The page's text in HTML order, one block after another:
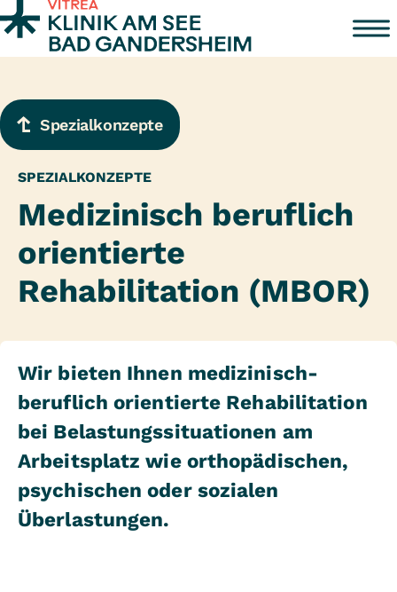
Zum Inhalt springen
Spezialkonzepte
SPEZIALKONZEPTE
Medizinisch beruflich
orientierte
Rehabilitation (MBOR)
Wir bieten Ihnen medizinisch-
beruflich orientierte Rehabilitation
bei Belastungssituationen am
Arbeitsplatz wie orthopädischen,
psychischen oder sozialen
Überlastungen.